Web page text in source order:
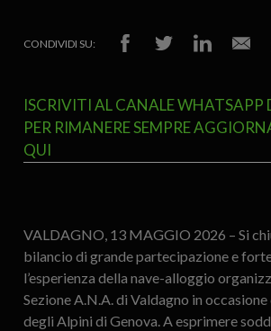
CONDIVIDI SU:
ISCRIVITI AL CANALE WHATSAPP
PER RIMANERE SEMPRE
QUI
VALDAGNO, 13 MAGGIO 2026 – Si
bilancio di grande partecipazione e
l’esperienza della nave-alloggio
Sezione A.N.A. di Valdagno in occasione
degli Alpini di Genova. A esprimere